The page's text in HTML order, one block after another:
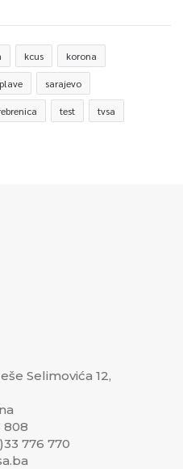
kcus korona
sarajevo
test tvsa
Selimovića 12,
808
776 770